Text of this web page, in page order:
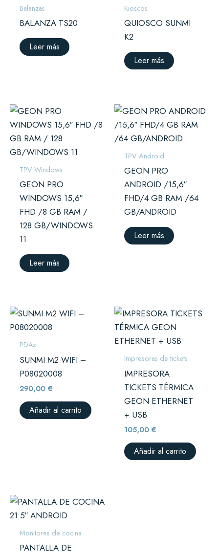
Balanzas
BALANZA TS20
Leer más
Kioscos
QUIOSCO SUNMI
K2
Leer más
TPV Windows
GEON PRO
WINDOWS 15,6″
FHD /8 GB RAM /
128 GB/WINDOWS
11
Leer más
TPV Android
GEON PRO
ANDROID /15,6″
FHD/4 GB RAM /64
GB/ANDROID
Leer más
PDAs
SUNMI M2 WIFI –
P08020008
290,00€
Añadir al carrito
Impresoras de tickets
IMPRESORA
TICKETS TÉRMICA
GEON ETHERNET
+ USB
105,00€
Añadir al carrito
Monitores de cocina
PANTALLA DE